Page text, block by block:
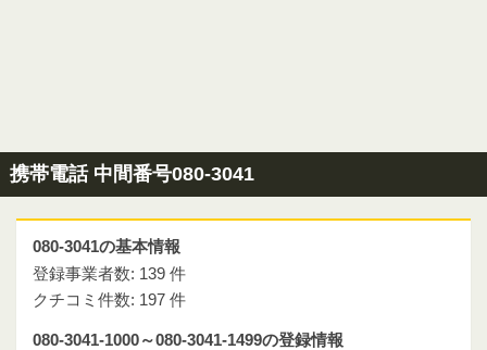
携帯電話 中間番号080-3041
080-3041の基本情報
登録事業者数: 139 件
クチコミ件数: 197 件
080-3041-1000～080-3041-1499の登録情報